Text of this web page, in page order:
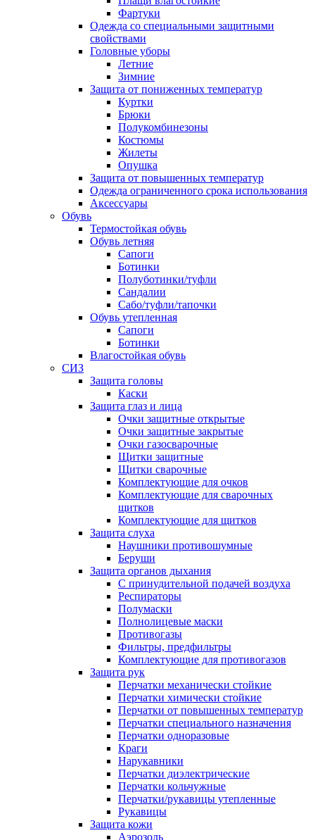
Фартуки
Одежда со специальными защитными
свойствами
Головные уборы
Летние
Зимние
Защита от пониженных температур
Куртки
Брюки
Полукомбинезоны
Костюмы
Жилеты
Опушка
Защита от повышенных температур
Одежда ограниченного срока использования
Аксессуары
Обувь
Термостойкая обувь
Обувь летняя
Сапоги
Ботинки
Полуботинки/туфли
Сандалии
Сабо/туфли/тапочки
Обувь утепленная
Сапоги
Ботинки
Влагостойкая обувь
СИЗ
Защита головы
Каски
Защита глаз и лица
Очки защитные открытые
Очки защитные закрытые
Очки газосварочные
Щитки защитные
Щитки сварочные
Комплектующие для очков
Комплектующие для сварочных
щитков
Комплектующие для щитков
Защита слуха
Наушники противошумные
Беруши
Защита органов дыхания
С принудительной подачей воздуха
Респираторы
Полумаски
Полнолицевые маски
Противогазы
Фильтры, предфильтры
Комплектующие для противогазов
Защита рук
Перчатки механически стойкие
Перчатки химически стойкие
Перчатки от повышенных температур
Перчатки специального назначения
Перчатки одноразовые
Краги
Нарукавники
Перчатки диэлектрические
Перчатки кольчужные
Перчатки/рукавицы утепленные
Рукавицы
Защита кожи
Аэрозоль